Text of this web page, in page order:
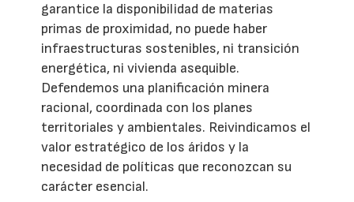
garantice la disponibilidad de materias
primas de proximidad, no puede haber
infraestructuras sostenibles, ni transición
energética, ni vivienda asequible.
Defendemos una planificación minera
racional, coordinada con los planes
territoriales y ambientales. Reivindicamos el
valor estratégico de los áridos y la
necesidad de políticas que reconozcan su
carácter esencial.